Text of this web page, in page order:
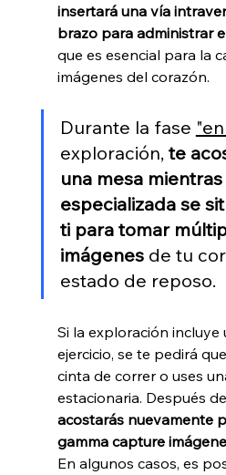
insertará una vía
brazo para administrar
que es esencial para la
imágenes del corazón.
Durante la fase
exploración, te
una mesa
especializada se
ti para tomar
imágenes de tu
estado de reposo.
Si la exploración incluye
ejercicio, se te pedirá
cinta de correr o uses
estacionaria. Después
acostarás nuevamente
gamma capture
En algunos casos, es